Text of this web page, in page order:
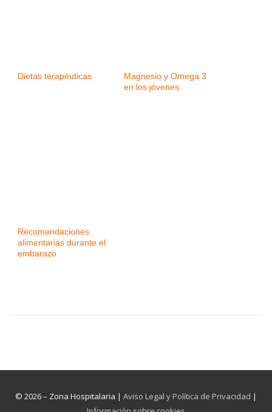
Dietas terapéuticas
Magnesio y Omega 3
en los jóvenes
Recomendaciones
alimentarias durante el
embarazo
© 2026 – Zona Hospitalaria | Aviso Legal y Política de Privacidad |